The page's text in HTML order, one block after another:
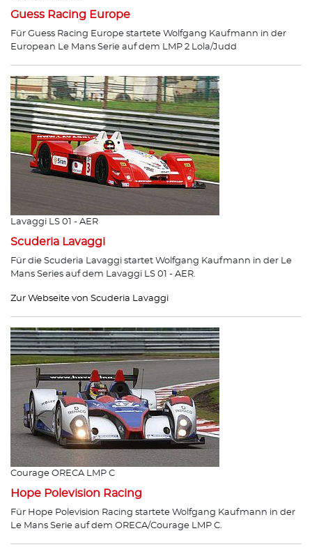
Guess Racing Europe
Für Guess Racing Europe startete Wolfgang Kaufmann in der
European Le Mans Serie auf dem LMP 2 Lola/Judd
Lavaggi LS 01 - AER
Scuderia Lavaggi
Für die Scuderia Lavaggi startet Wolfgang Kaufmann in der Le
Mans Series auf dem Lavaggi LS 01 - AER.
Zur Webseite von Scuderia Lavaggi
Courage ORECA LMP C
Hope Polevision Racing
Für Hope Polevision Racing startete Wolfgang Kaufmann in der
Le Mans Serie auf dem ORECA/Courage LMP C.